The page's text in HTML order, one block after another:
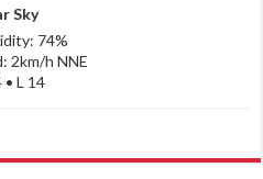
Sky
74%
2km/h NNE
• L 14